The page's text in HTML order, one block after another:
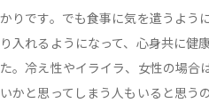
かりです。でも食事に気を遣うよう
り入れるようになって、心身共に健
た。冷え性やイライラ、女性の場合
いかと思ってしまう人もいると思う